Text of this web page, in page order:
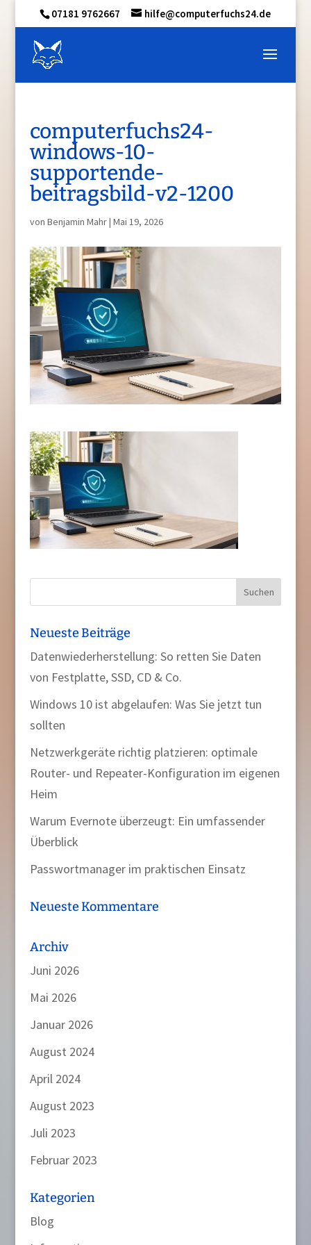
07181 9762667 hilfe@computerfuchs24.de
computerfuchs24-
windows-10-
supportende-
beitragsbild-v2-1200
von Benjamin Mahr| Mai 19, 2026
Neueste Beiträge
Datenwiederherstellung: So retten Sie Daten
von Festplatte, SSD, CD & Co.
Windows 10 ist abgelaufen: Was Sie jetzt tun
sollten
Netzwerkgeräte richtig platzieren: optimale
Router- und Repeater-Konfiguration im eigenen
Heim
Warum Evernote überzeugt: Ein umfassender
Überblick
Passwortmanager im praktischen Einsatz
Neueste Kommentare
Archiv
Juni 2026
Mai 2026
Januar 2026
August 2024
April 2024
August 2023
Juli 2023
Februar 2023
Kategorien
Blog